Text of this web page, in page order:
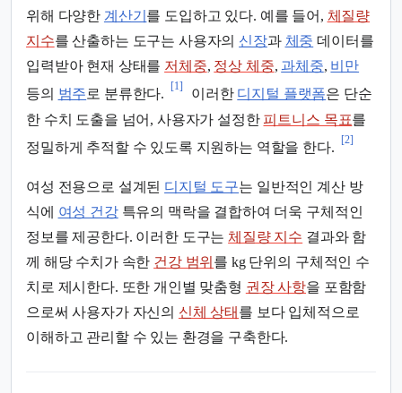
위해 다양한 계산기 를 도입하고 있다. 예를 들어, 체질량
지수를 산출하는 도구는 사용자의 신장과 체중 데이터를
입력받아 현재 상태를 저체중, 정상 체중, 과체중, 비만
등의 범주로 분류한다.
[1]
이러한 디지털 플랫폼은 단순
한 수치 도출을 넘어, 사용자가 설정한 피트니스 목표를
정밀하게 추적할 수 있도록 지원하는 역할을 한다.
[2]
여성 전용으로 설계된 디지털 도구는 일반적인 계산 방
식에 여성 건강특유의 맥락을 결합하여 더욱 구체적인
정보를 제공한다. 이러한 도구는 체질량 지수 결과와 함
께 해당 수치가 속한 건강 범위 를 kg 단위의 구체적인 수
치로 제시한다. 또한 개인별 맞춤형 권장 사항을 포함함
으로써 사용자가 자신의 신체 상태 를 보다 입체적으로
이해하고 관리할 수 있는 환경을 구축한다.